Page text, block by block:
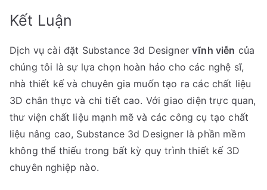
Kết Luận
Dịch vụ cài đặt Substance 3d Designervĩnh viễn của
chúng tôi là sự lựa chọn hoàn hảo cho các nghệ sĩ,
nhà thiết kế và chuyên gia muốn tạo ra các chất liệu
3D chân thực và chi tiết cao. Với giao diện trực quan,
thư viện chất liệu mạnh mẽ và các công cụ tạo chất
liệu nâng cao, Substance 3d Designer là phần mềm
không thể thiếu trong bất kỳ quy trình thiết kế 3D
chuyên nghiệp nào.